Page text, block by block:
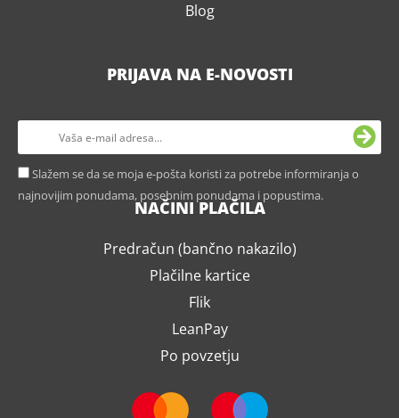
Blog
PRIJAVA NA E-NOVOSTI
Slažem se da se moja e-pošta koristi za potrebe informiranja o
najnovijim ponudama, posebnim ponudama i popustima.
NAČINI PLAČILA
Predračun (bančno nakazilo)
Plačilne kartice
Flik
LeanPay
Po povzetju